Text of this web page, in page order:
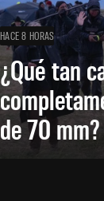
HACE 8 HORAS
¿Qué tan
de 70 mm?